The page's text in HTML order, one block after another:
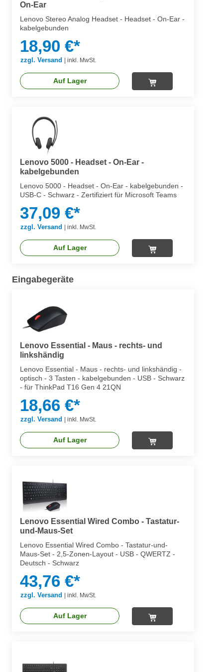
On-Ear
Lenovo Stereo Analog Headset - Headset - On-Ear -
kabelgebunden
18,90 €*
zzgl. Versand inkl. MwSt.
Auf Lager
Lenovo 5000 - Headset - On-Ear -
kabelgebunden
Lenovo 5000 - Headset - On-Ear - kabelgebunden -
USB-C - Schwarz - Zertifiziert für Microsoft Teams
37,09 €*
zzgl. Versand inkl. MwSt.
Auf Lager
Eingabegeräte
Lenovo Essential - Maus - rechts- und
linkshändig
Lenovo Essential - Maus - rechts- und linkshändig -
optisch - 3 Tasten - kabelgebunden - USB - Schwarz
- für ThinkPad T16 Gen 4 21QN
18,66 €*
zzgl. Versand inkl. MwSt.
Auf Lager
Lenovo Essential Wired Combo - Tastatur-
und-Maus-Set
Lenovo Essential Wired Combo - Tastatur-und-
Maus-Set - 2,5-Zonen-Layout - USB - QWERTZ -
Deutsch - Schwarz
43,76 €*
zzgl. Versand inkl. MwSt.
Auf Lager